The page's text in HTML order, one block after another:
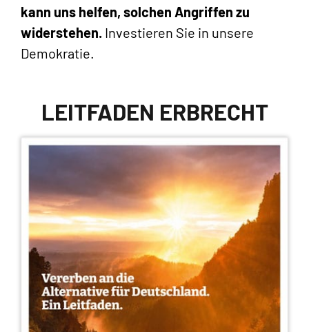
kann uns helfen, solchen Angriffen zu
widerstehen. Investieren Sie in unsere
Demokratie.
LEITFADEN ERBRECHT